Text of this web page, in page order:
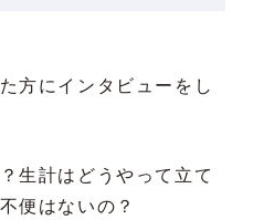
方にインタビューをし
生計はどうやって立て
便はないの？